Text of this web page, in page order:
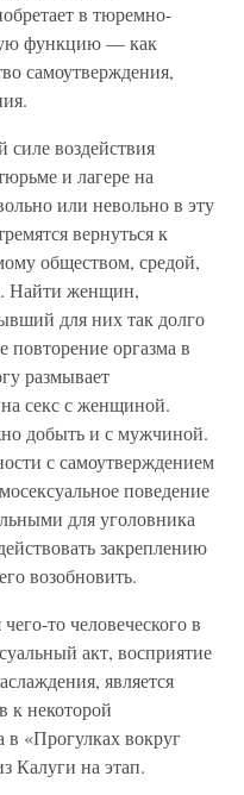
в тюремно-
функцию — как
самоутверждения,
воздействия
и лагере на
или невольно в эту
вернуться к
обществом, средой,
Найти женщин,
для них так долго
оргазма в
размывает
секс с женщиной.
добыть и с мужчиной.
с самоутверждением
поведение
для уголовника
закреплению
возобновить.
то человеческого в
акт, восприятие
является
к некоторой
«Прогулках вокруг
Калуги на этап.